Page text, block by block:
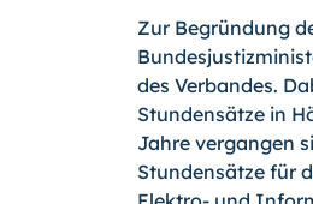
Zur Begründung
des Verbandes.
Stundensätze in
Jahre vergangen
Stundensätze für